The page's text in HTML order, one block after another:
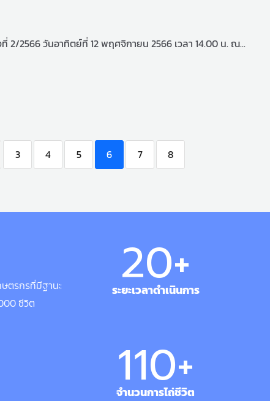
2/2566 วันอาทิตย์ที่ 12 พฤศจิกายน 2566 เวลา 14.00 น. ณ...
3 4 5 6 7 8
ตรกรที่มีฐานะ
ชีวิต
ระยะเวลาดำเนินการ
20+
จำนวนการไถ่ชีวิต
110+